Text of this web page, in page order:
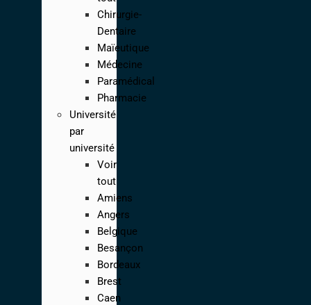
Chirurgie-
Dentaire
Maïeutique
Médecine
Paramédical
Pharmacie
Université
par
université
Voir
tout
Amiens
Angers
Belgique
Besançon
Bordeaux
Brest
Caen